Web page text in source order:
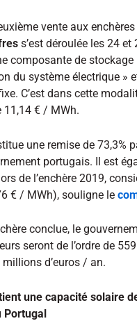
vente aux enchères
s’est déroulée les 24
composante de
du système électrique »
C’est dans cette
11,14 € / MWh.
une remise de 73,3%
portugais. Il est
de l’enchère 2019,
€ / MWh), souligne le
conclue, le
seront de l’ordre de
d’euros / an.
une capacité solaire
Portugal